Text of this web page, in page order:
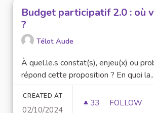
Budget participatif 2.0 : où
?
Télot Aude
À quel.le.s constat(s), enjeu(x) ou
répond cette proposition ? En quoi la...
CREATED AT
02/10/2024
33 33
FOLLOW